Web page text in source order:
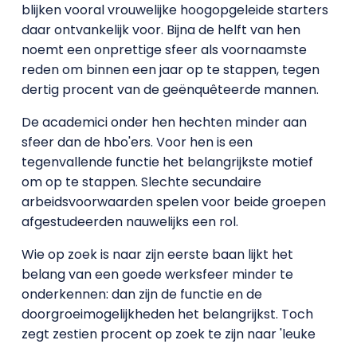
blijken vooral vrouwelijke hoogopgeleide starters
daar ontvankelijk voor. Bijna de helft van hen
noemt een onprettige sfeer als voornaamste
reden om binnen een jaar op te stappen, tegen
dertig procent van de geënquêteerde mannen.
De academici onder hen hechten minder aan
sfeer dan de hbo'ers. Voor hen is een
tegenvallende functie het belangrijkste motief
om op te stappen. Slechte secundaire
arbeidsvoorwaarden spelen voor beide groepen
afgestudeerden nauwelijks een rol.
Wie op zoek is naar zijn eerste baan lijkt het
belang van een goede werksfeer minder te
onderkennen: dan zijn de functie en de
doorgroeimogelijkheden het belangrijkst. Toch
zegt zestien procent op zoek te zijn naar 'leuke